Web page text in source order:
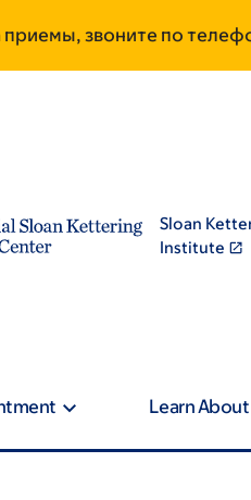
приемы, звоните по
Sloan
Institute
Learn